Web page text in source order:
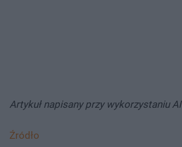
Artykuł napisany przy wykorzystaniu AI
Źródło